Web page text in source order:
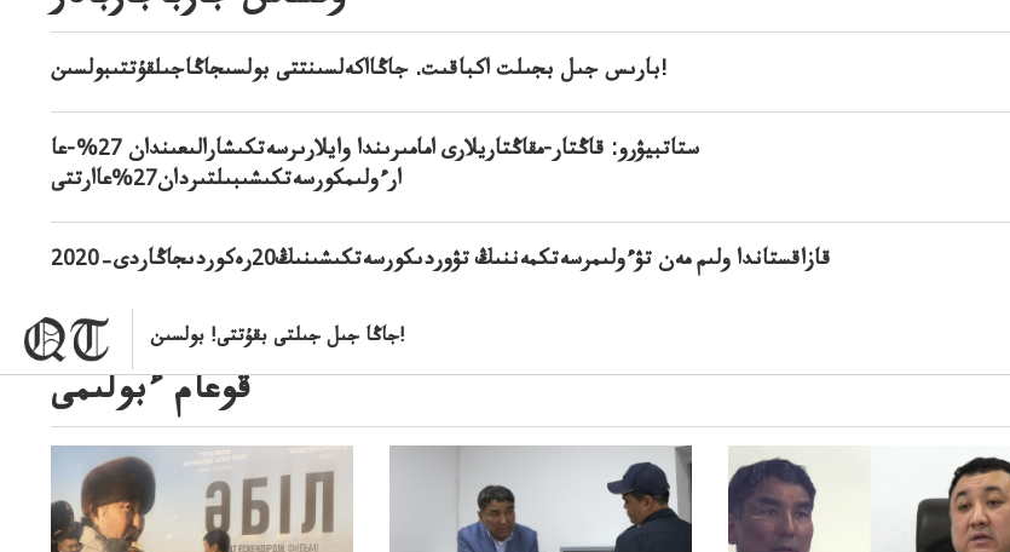
جاڭا جىل جىلتى بقۇتتى! بولسىن!
بارىس جىل بجىلت اكباقىت. جاڭااكەلسىنتتى بولسىجاڭاجىلقۇتتىبولسىن!
ستاتبيۋرو: قاڭتار-مقاڭتاريلارى امامىرىندا وايلارىرسەتكىشارالىعىندان 27%-عا
ارءولىمكورسەتكىشىبىلتىردان27%عاارتتى
قازاقستاندا ولىم مەن تۋءولىمرسەتكمەننىڭ تۋوردىكورسەتكىشىنىڭ20رەكوردىجاڭاردى–2020
قوعام ءبولىمى